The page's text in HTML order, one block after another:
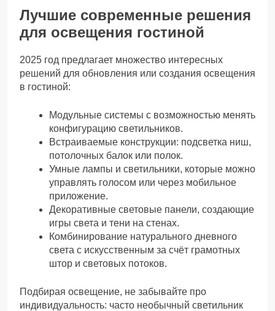
Лучшие современные решения
для освещения гостиной
2025 год предлагает множество интересных
решений для обновления или создания освещения
в гостиной:
Модульные системы с возможностью менять
конфигурацию светильников.
Встраиваемые конструкции: подсветка ниш,
потолочных балок или полок.
Умные лампы и светильники, которые можно
управлять голосом или через мобильное
приложение.
Декоративные световые панели, создающие
игры света и тени на стенах.
Комбинирование натурального дневного
света с искусственным за счёт грамотных
штор и световых потоков.
Подбирая освещение, не забывайте про
индивидуальность: часто необычный светильник